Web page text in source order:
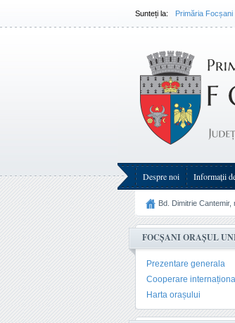
Sunteți la: Primăria Focșani
gestionare a câinilor fără
Intercomunitară pentru
acordarea mandatului
atribuire în cadrul Adunării
salu
Despre noi Informații
Bd. Dimitrie Cantemir,
FOCȘANI ORAȘUL
Prezentare generala
Cooperare
Harta orașului